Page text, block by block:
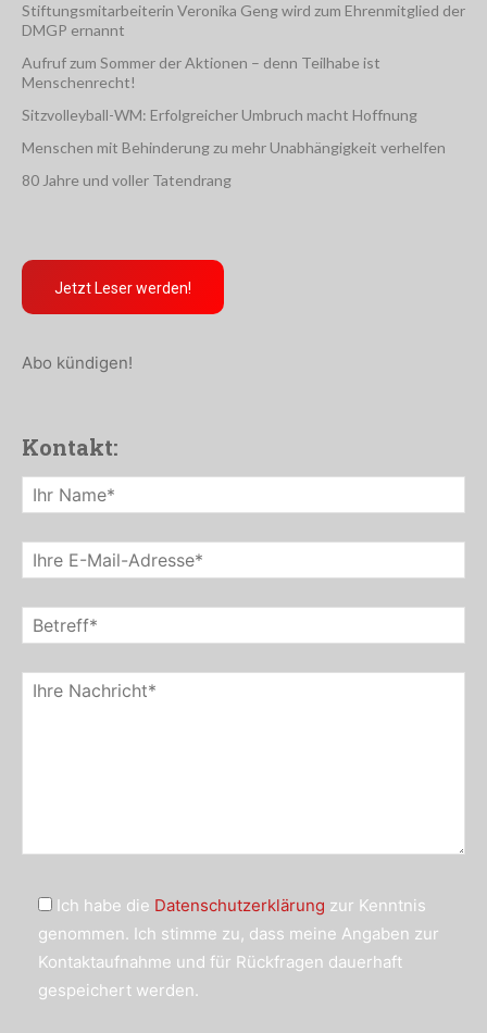
Stiftungsmitarbeiterin Veronika Geng wird zum Ehrenmitglied der
DMGP ernannt
Aufruf zum Sommer der Aktionen – denn Teilhabe ist
Menschenrecht!
Sitzvolleyball-WM: Erfolgreicher Umbruch macht Hoffnung
Menschen mit Behinderung zu mehr Unabhängigkeit verhelfen
80 Jahre und voller Tatendrang
Jetzt Leser werden!
Abo kündigen!
Kontakt:
Ich habe die Datenschutzerklärung zur Kenntnis
genommen. Ich stimme zu, dass meine Angaben zur
Kontaktaufnahme und für Rückfragen dauerhaft
gespeichert werden.